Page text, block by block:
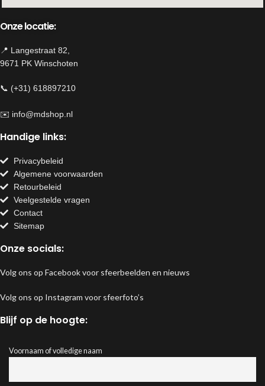
Onze locatie:
📍 Langestraat 82,
9671 PK Winschoten
📞 (+31) 618897210
✉️ info@mdshop.nl
Handige links:
Privacybeleid
Algemene voorwaarden
Retourbeleid
Veelgestelde vragen
Contact
Sitemap
Onze socials:
Volg ons op Facebook voor sfeerbeelden en nieuws
Volg ons op Instagram voor sfeerfoto’s
Blijf op de hoogte:
Voornaam of volledige naam